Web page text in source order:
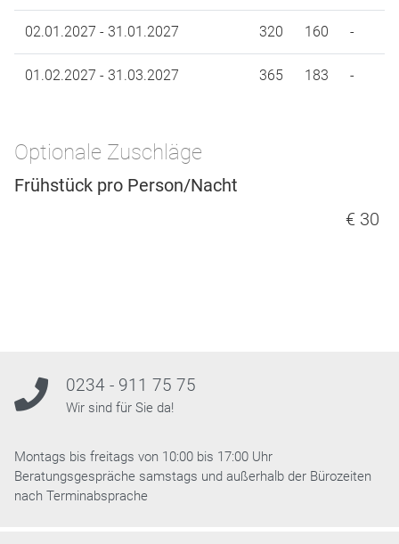
02.01.2027 - 31.01.2027 320 160 -
01.02.2027 - 31.03.2027 365 183 -
Optionale Zuschläge
Frühstück pro Person/Nacht
€ 30
0234 - 911 75 75
Wir sind für Sie da!
Montags bis freitags von 10:00 bis 17:00 Uhr
Beratungsgespräche samstags und außerhalb der Bürozeiten
nach Terminabsprache